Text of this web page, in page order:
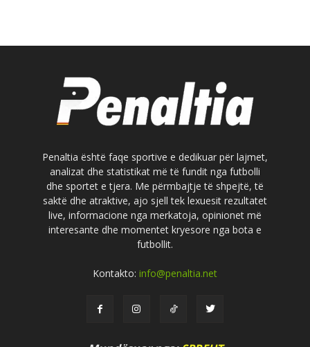
Penaltia është faqe sportive e dedikuar për lajmet,
analizat dhe statistikat më të fundit nga futbolli
dhe sportet e tjera. Me përmbajtje të shpejtë, të
saktë dhe atraktive, ajo sjell tek lexuesit rezultatet
live, informacione nga merkatoja, opinionet më
interesante dhe momentet kryesore nga bota e
futbollit.
Kontakto: info@penaltia.net